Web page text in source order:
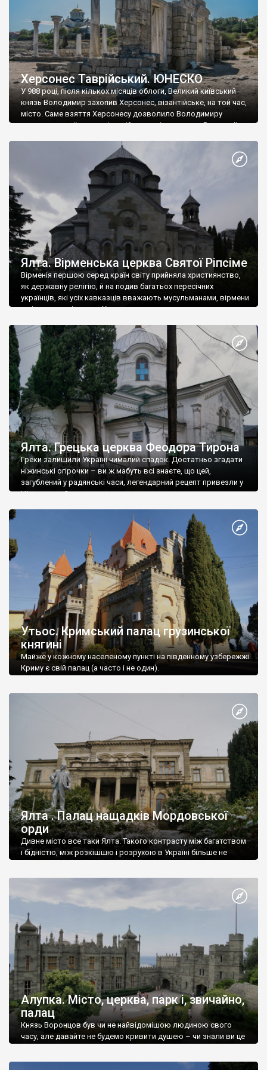
Херсонес Таврійський. ЮНЕСКО
У 988 році, після кількох місяців облоги, Великий київський
князь Володимир захопив Херсонес, візантійське, на той час,
місто. Саме взяття Херсонесу дозволило Володимиру
диктувати свої умови візантійському імператору Василю ІІ, та
Херсонесі Володимир-язичник, став Василем-християнином.
А потім було Хрещення Русі. На честь Херсонесу Таврійського
Ялта. Вірменська церква Святої Ріпсіме
Вірменія першою серед країн світу прийняла християнство,
як державну релігію, й на подив багатьох пересічних
українців, які усіх кавказців вважають мусульманами, вірмени
є відданими вірянами Христа
Ялта. Грецька церква Феодора Тирона
Греки залишили Україні чималий спадок. Достатньо згадати
ніжинські огірочки – ви ж мабуть всі знаєте, що цей,
загублений у радянські часи, легендарний рецепт привезли у
Ніжин греки?
Утьос. Кримський палац грузинської
княгині
Майже у кожному населеному пункті на південному узбережжі
Криму є свій палац (а часто і не один).
Ялта . Палац нащадків Мордовської
орди
Дивне місто все таки Ялта. Такого контрасту між багатством
і бідністю, між розкішшю і розрухою в Україні більше не
Алупка. Місто, церква, парк і, звичайно,
палац
Князь Воронцов був чи не найвідомішою людиною свого
часу, але давайте не будемо кривити душею – чи знали ви це